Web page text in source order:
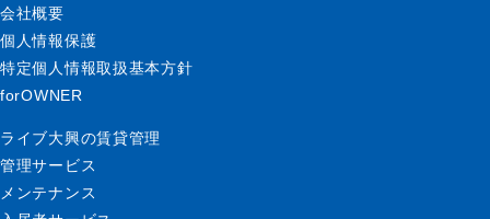
会社概要
個人情報保護
特定個人情報取扱基本方針
forOWNER
ライブ大興の賃貸管理
管理サービス
メンテナンス